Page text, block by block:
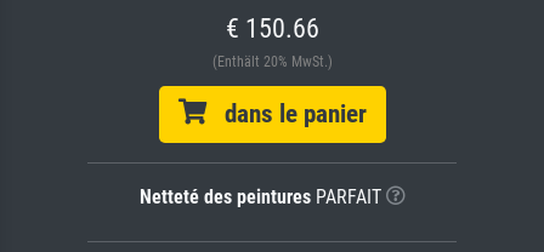
€ 150.66
(Enthält 20% MwSt.)
dans le panier
Netteté des peinturesPARFAIT